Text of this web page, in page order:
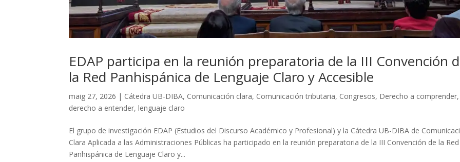
EDAP participa en la reunión preparatoria de la III Convención
la Red Panhispánica de Lenguaje Claro y Accesible
maig 27, 2026 | Cátedra UB-DIBA, Comunicación clara, Comunicación tributaria, Congresos, Derecho a comprender,
derecho a entender,lenguaje claro
El grupo de investigación EDAP (Estudios del Discurso Académico y Profesional) y la Cátedra UB-DIBA de
Clara Aplicada a las Administraciones Públicas ha participado en la reunión preparatoria de la III Convención de la Red
Panhispánica de Lenguaje Claro y...